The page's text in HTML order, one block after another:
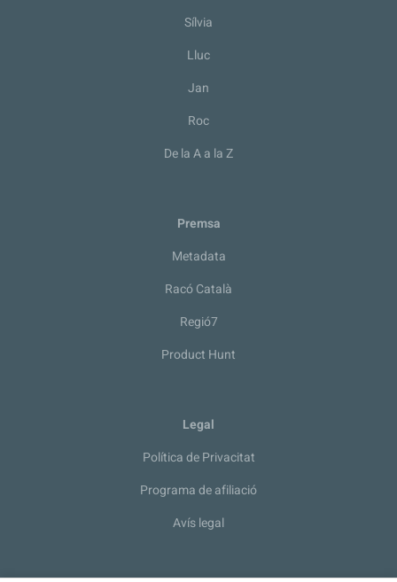
Sílvia
Lluc
Jan
Roc
De la A a la Z
Premsa
Metadata
Racó Català
Regió7
Product Hunt
Legal
Política de Privacitat
Programa de afiliació
Avís legal